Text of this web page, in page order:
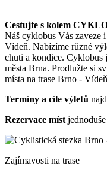
Cestujte s kolem
Náš cyklobus Vás zaveze
Vídeň. Nabízíme různé
chuti a kondice.
města Brna. Prodlužte si
místa na trase Brno -
Termíny a cíle výletů
Rezervace míst jednoduše
Zajímavosti na trase